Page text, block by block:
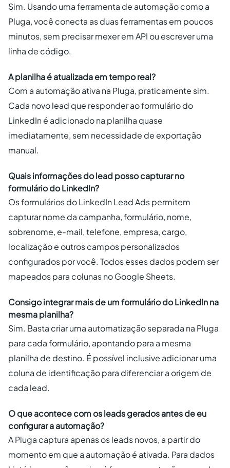
Sim. Usando uma ferramenta de automação como a
Pluga, você conecta as duas ferramentas em poucos
minutos, sem precisar mexer em API ou escrever uma
linha de código.
A planilha é atualizada em tempo real?
Com a automação ativa na Pluga, praticamente sim.
Cada novo lead que responder ao formulário do
LinkedIn é adicionado na planilha quase
imediatamente, sem necessidade de exportação
manual.
Quais informações do lead posso capturar no
formulário do LinkedIn?
Os formulários do LinkedIn Lead Ads permitem
capturar nome da campanha, formulário, nome,
sobrenome, e-mail, telefone, empresa, cargo,
localização e outros campos personalizados
configurados por você. Todos esses dados podem ser
mapeados para colunas no Google Sheets.
Consigo integrar mais de um formulário do LinkedIn na
mesma planilha?
Sim. Basta criar uma automatização separada na Pluga
para cada formulário, apontando para a mesma
planilha de destino. É possível inclusive adicionar uma
coluna de identificação para diferenciar a origem de
cada lead.
O que acontece com os leads gerados antes de eu
configurar a automação?
A Pluga captura apenas os leads novos, a partir do
momento em que a automação é ativada. Para dados